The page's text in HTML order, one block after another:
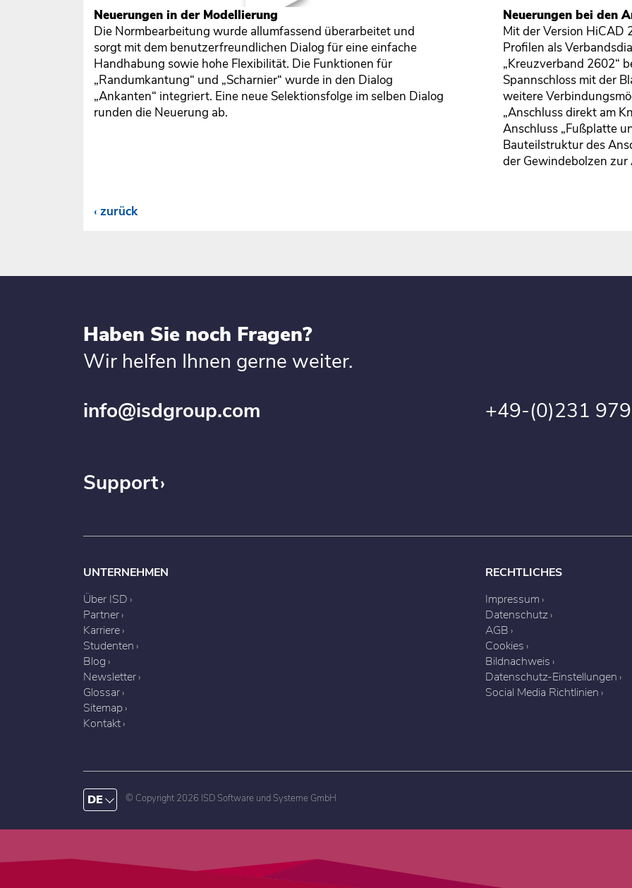
Neuerungen in der Modellierung
Die Normbearbeitung wurde allumfassend überarbeitet und
sorgt mit dem benutzerfreundlichen Dialog für eine einfache
Handhabung sowie hohe Flexibilität. Die Funktionen für
„Randumkantung“ und „Scharnier“ wurde in den Dialog
„Ankanten“ integriert. Eine neue Selektionsfolge im selben Dialog
runden die Neuerung ab.
Neuerungen bei den
Mit der Version HiCAD
Profilen als
„Kreuzverband 2602“
Spannschloss mit der
weitere
„Anschluss direkt am
Anschluss „Fußplatte
Bauteilstruktur des
der Gewindebolzen
zurück
Haben Sie noch Fragen?
Wir helfen Ihnen gerne weiter.
info@isdgroup.com
+49-(0)231
Support
UNTERNEHMEN
Über ISD
Partner
Karriere
Studenten
Blog
Newsletter
Glossar
Sitemap
Kontakt
RECHTLICHES
Impressum
Datenschutz
AGB
Cookies
Bildnachweis
Datenschutz-Einstellungen
Social Media Richtlinien
DE © Copyright 2026 ISD Software und Systeme GmbH